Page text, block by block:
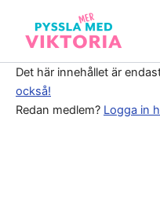
innehåll
Det här innehållet är
också!
Redan medlem? Logga in